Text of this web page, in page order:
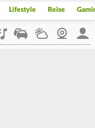
Lifestyle Reise
StaupilotWetterWebcam